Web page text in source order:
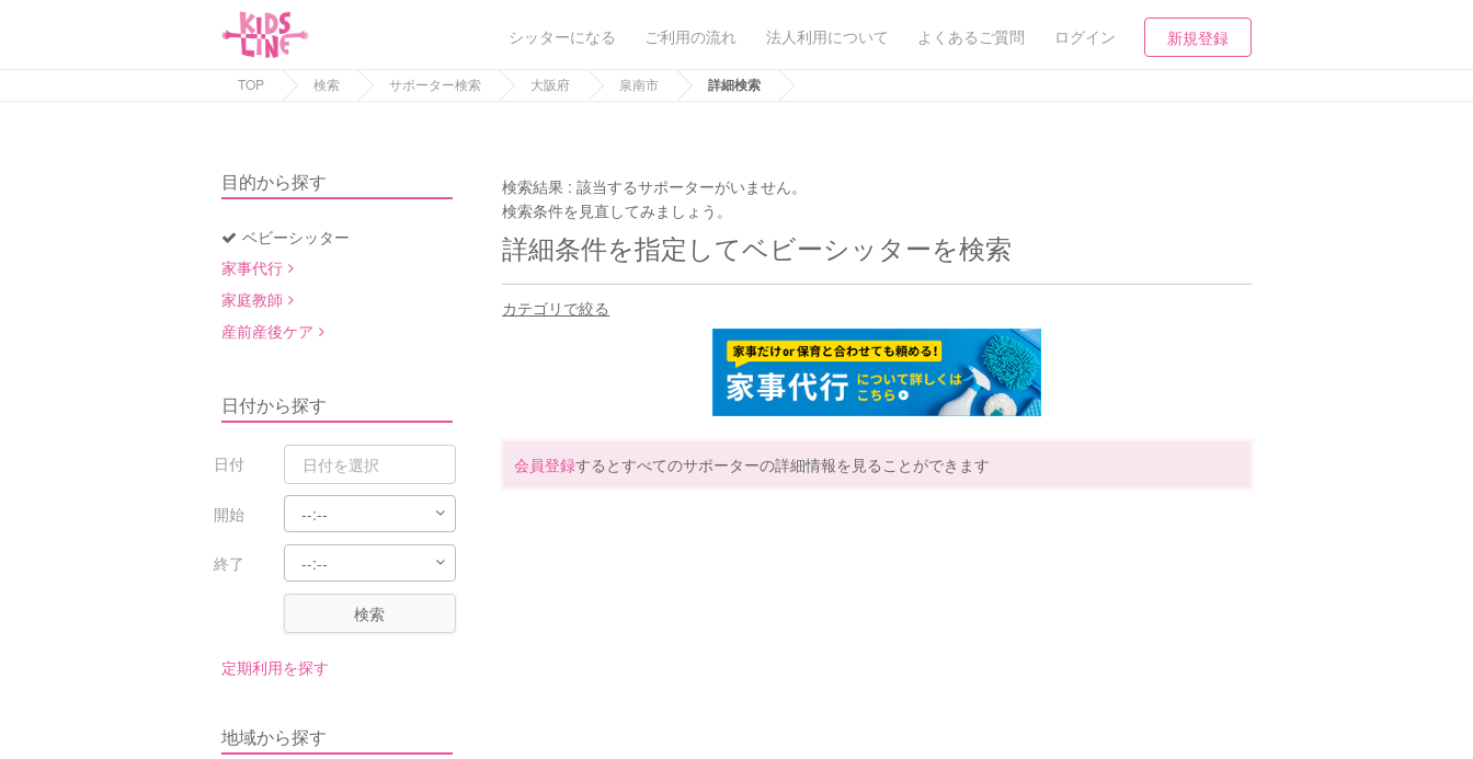
シッターになる ご利用の流れ 法人利用について よくあるご質問 ログイン 新規登録
TOP 検索 サポーター検索 大阪府 泉南市 詳細検索
目的から探す
ベビーシッター
家事代行
家庭教師
産前産後ケア
日付から探す
日付
開始
終了
検索
定期利用を探す
地域から探す
検索結果 :該当するサポーターがいません。
検索条件を見直してみましょう。
詳細条件を指定してベビーシッターを検索
カテゴリで絞る
会員登録するとすべてのサポーターの詳細情報を見ることができます